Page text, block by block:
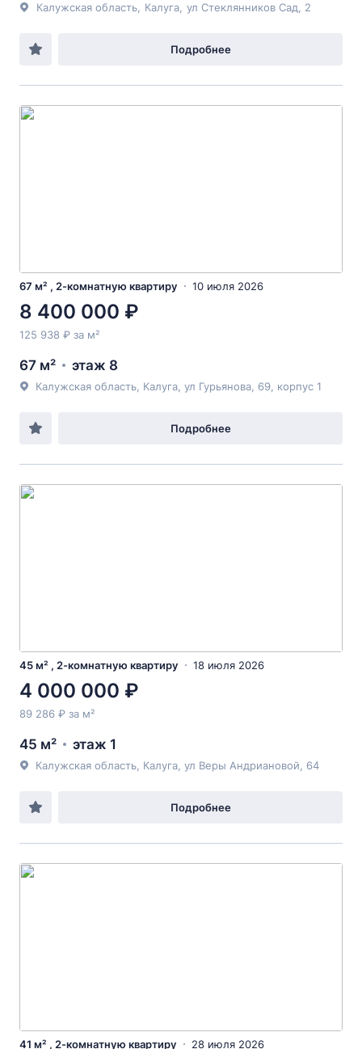
Калужская область Калуга ул Стеклянников Сад , 2
Подробнее
67 м² , 2-комнатную квартиру 10 июля 2026
8 400 000 ₽
125 938 ₽ за м²
67 м² этаж 8
Калужская область, Калуга, ул Гурьянова, 69, корпус 1
Подробнее
45 м² , 2-комнатную квартиру 18 июля 2026
4 000 000 ₽
89 286 ₽ за м²
45 м² этаж 1
Калужская область, Калуга, ул Веры Андриановой, 64
Подробнее
41 м² , 2-комнатную квартиру 28 июля 2026